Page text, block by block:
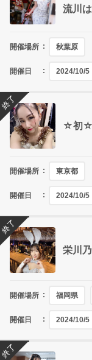
流川
開催場所 秋葉原
開催日 2024/10/5
☆初☆
開催場所 東京都
開催日 2024/10/5
終了
栄川
開催場所 福岡県
開催日 2024/10/5
終了
終了